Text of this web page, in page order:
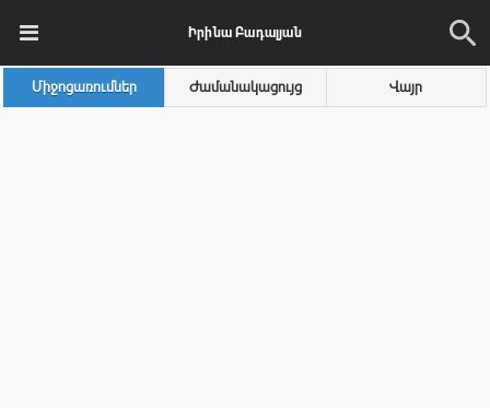
Իրինա Բադալյան
Միջոցառումներ Ժամանակացույց Վայր